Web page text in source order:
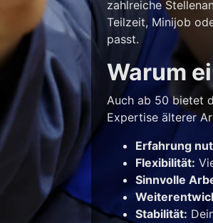
zahlreiche
Teilzeit, Minijob
passt.
Warum
Auch ab 50 bietet
Expertise älterer
Erfahrung
Flexibilität:
Sinnvolle
Stabilität: